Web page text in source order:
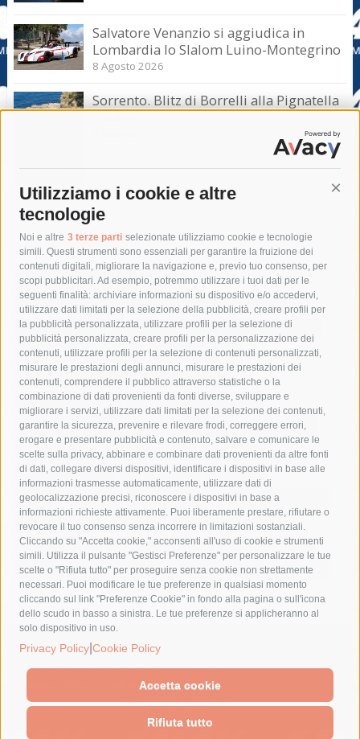
Utilizziamo i cookie e altre
tecnologie
Noi e altre 3 terze parti selezionate utilizziamo cookie e tecnologie
simili. Questi strumenti sono essenziali per garantire la fruizione dei
contenuti digitali, migliorare la navigazione e, previo tuo consenso, per
scopi pubblicitari. Ad esempio, potremmo utilizzare i tuoi dati per le
seguenti finalità: archiviare informazioni su dispositivo e/o accedervi,
utilizzare dati limitati per la selezione della pubblicità, creare profili per
la pubblicità personalizzata, utilizzare profili per la selezione di
pubblicità personalizzata, creare profili per la personalizzazione dei
contenuti, utilizzare profili per la selezione di contenuti personalizzati,
misurare le prestazioni degli annunci, misurare le prestazioni dei
contenuti, comprendere il pubblico attraverso statistiche o la
combinazione di dati provenienti da fonti diverse, sviluppare e
migliorare i servizi, utilizzare dati limitati per la selezione dei contenuti,
garantire la sicurezza, prevenire e rilevare frodi, correggere errori,
erogare e presentare pubblicità e contenuto, salvare e comunicare le
scelte sulla privacy, abbinare e combinare dati provenienti da altre fonti
di dati, collegare diversi dispositivi, identificare i dispositivi in base alle
informazioni trasmesse automaticamente, utilizzare dati di
geolocalizzazione precisi, riconoscere i dispositivi in base a
informazioni richieste attivamente. Puoi liberamente prestare, rifiutare o
revocare il tuo consenso senza incorrere in limitazioni sostanziali.
Cliccando su "Accetta cookie," acconsenti all'uso di cookie e strumenti
simili. Utilizza il pulsante "Gestisci Preferenze" per personalizzare le tue
scelte o "Rifiuta tutto" per proseguire senza cookie non strettamente
necessari. Puoi modificare le tue preferenze in qualsiasi momento
cliccando sul link "Preferenze Cookie" in fondo alla pagina o sull'icona
dello scudo in basso a sinistra. Le tue preferenze si applicheranno al
solo dispositivo in uso.
Privacy Policy Cookie Policy
Accetta cookie
Rifiuta tutto
Salvatore Venanzio si aggiudica in
Lombardia lo Slalom Luino-Montegrino
8 Agosto 2026
Sorrento. Blitz di Borrelli alla Pignatella
– video –
Tag
acqua allerta meteo
anas
area marina protetta di punta campanella
arresto
Asl Napoli 3 sud
capitaneria di porto capri
carabinieri
castellammare di stabia
circumvesuviana
comune di sorrento
concerto
contagi
costiera amalfitana
covid-19 eav
elezioni
fondazione sorrento
gori guardia costiera
incidente
lavori
lorenzo balducelli mare
massa lubrense
massimo coppola
Meta napoli
ordinanza
penisola sorrentina
piano di sorrento
polizia municipale
protezione civile
Regione Campania
sant'agnello
sindaco cuomo
sorrento studenti temporali
treni
turismo
Vico Equense villa fiorentino vincenzo de luca
© 2015 SorrentoPress. All rights reserved.
Il giornale online della Penisola Sorrentina
Cookie Policy